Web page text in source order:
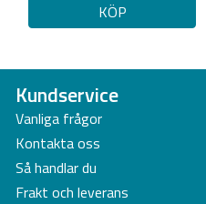
KÖP
Kundservice
Vanliga frågor
Kontakta oss
Så handlar du
Frakt och leverans